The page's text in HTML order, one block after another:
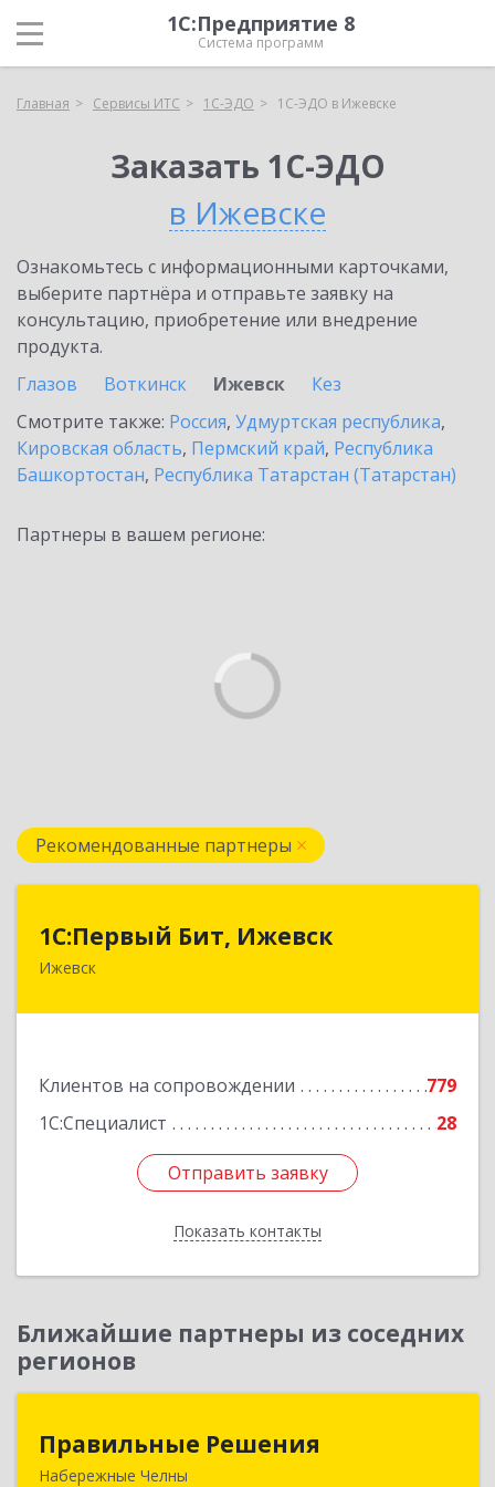
1С:Предприятие 8
Система программ
Главная Сервисы ИТС 1С-ЭДО 1С-ЭДО в Ижевске
Заказать 1С-ЭДО
в Ижевске
Ознакомьтесь с информационными карточками,
выберите партнёра и отправьте заявку на
консультацию, приобретение или внедрение
продукта.
Глазов
Воткинск Ижевск
Кез
Смотрите также: Россия, Удмуртская республика,
Кировская область, Пермский край, Республика
Башкортостан, Республика Татарстан (Татарстан)
Партнеры в вашем регионе:
Рекомендованные партнеры
1С:Первый Бит, Ижевск
Ижевск
Клиентов на сопровождении
779
1С:Специалист
28
Отправить заявку
Показать контакты
1С:Первый Бит, Ижевск
Отправить заявку
Назад
Ближайшие партнеры из соседних
регионов
Правильные Решения
Набережные Челны
423832, Татарстан Респ, Набережные Челны г,